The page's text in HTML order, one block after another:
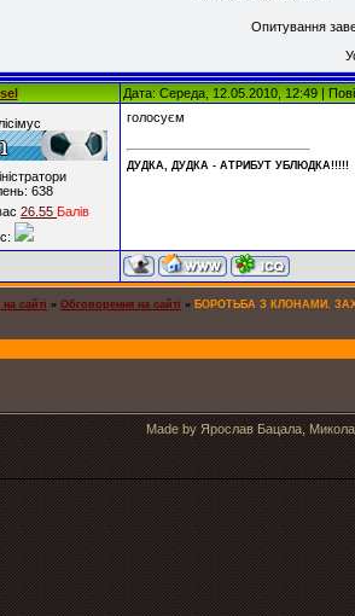
Опитування
Дата: Середа, 12.05.2010, 12:49 |
638
26.55 Балiв
голосуєм
ДУДКА, ДУДКА - АТРИБУT УБЛЮДКА!!!!!
сайті » Обговорення на сайті » БОРОТЬБА З КЛОНАМИ.
Made by Ярослав Бацала,